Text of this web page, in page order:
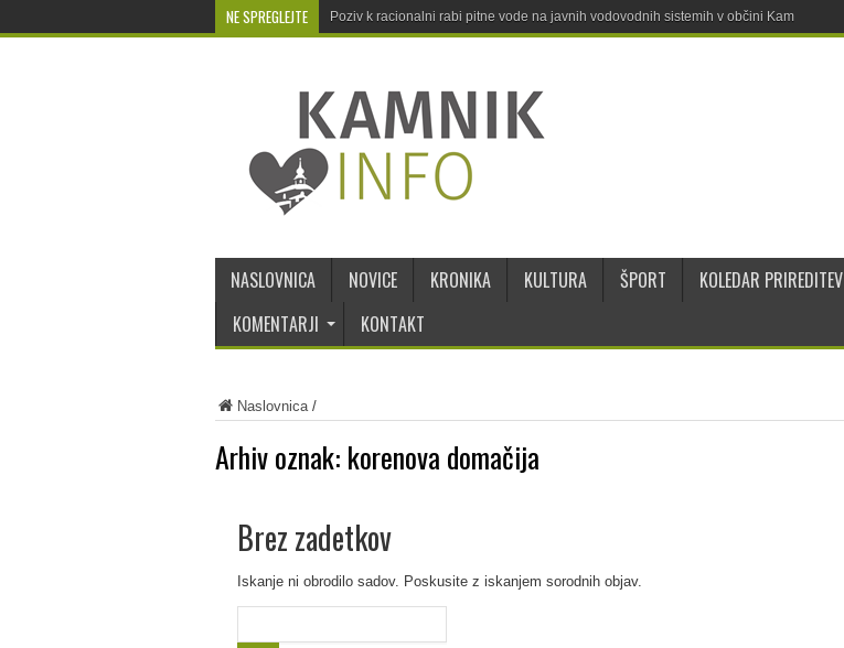
NE SPREGLEJTE Poziv k racionalni rabi pitne vode na javnih vodovodnih sistemih v občini Kamnik
NASLOVNICA NOVICE KRONIKA KULTURA ŠPORT KOLEDAR PRIREDITEV
KOMENTARJI
KONTAKT
Naslovnica/
Arhiv oznak: korenova domačija
Brez zadetkov
Iskanje ni obrodilo sadov. Poskusite z iskanjem sorodnih objav.